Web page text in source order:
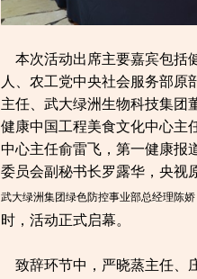
本次活动出席主要嘉宾包括
人、农工党中央社会服务部原
主任、武大绿洲生物科技集团
健康中国工程美食文化中心主
中心主任俞雷飞，第一健康报
委员会副秘书长罗露华，央视
武大绿洲集团绿色防控事业部总经理陈
时，活动正式启幕。
致辞环节中，严晓蒸主任、